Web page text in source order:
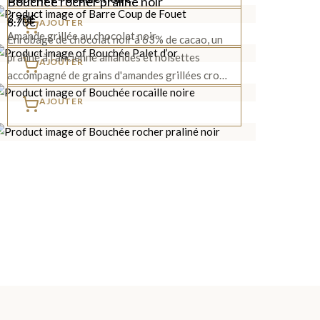
AJOUTER
6.70€
Amande grillée au chocolat noir
AJOUTER
6.70€
Enrobage de chocolat noir à 63% de cacao, un
praliné à l'ancienne amandes et noisettes
accompagné de grains d'amandes grillées cro…
AJOUTER